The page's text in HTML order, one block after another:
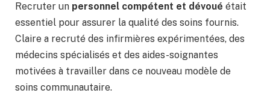
Recruter un personnel compétent et dévoué était
essentiel pour assurer la qualité des soins fournis.
Claire a recruté des infirmières expérimentées, des
médecins spécialisés et des aides-soignantes
motivées à travailler dans ce nouveau modèle de
soins communautaire.